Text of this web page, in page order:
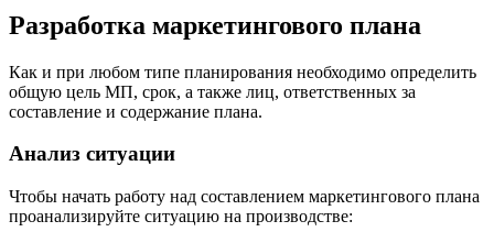
Разработка маркетингового плана
Как и при любом типе планирования необходимо определить
общую цель МП, срок, а также лиц, ответственных за
составление и содержание плана.
Анализ ситуации
Чтобы начать работу над составлением маркетингового плана
проанализируйте ситуацию на производстве: